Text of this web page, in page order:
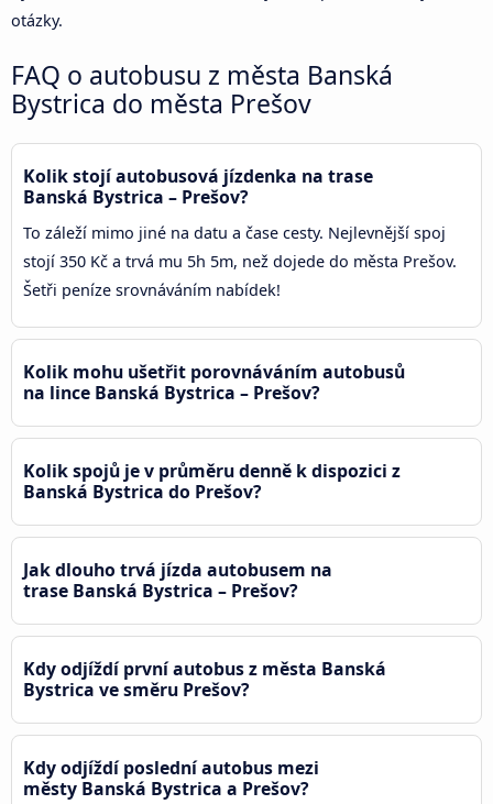
otázky.
FAQ o autobusu z města Banská
Bystrica do města Prešov
Kolik stojí autobusová jízdenka na trase
Banská Bystrica – Prešov?
To záleží mimo jiné na datu a čase cesty. Nejlevnější spoj
stojí 350 Kč a trvá mu 5h 5m, než dojede do města Prešov.
Šetři peníze srovnáváním nabídek!
Kolik mohu ušetřit porovnáváním autobusů
na lince Banská Bystrica – Prešov?
Kolik spojů je v průměru denně k dispozici z
Banská Bystrica do Prešov?
Jak dlouho trvá jízda autobusem na
trase Banská Bystrica – Prešov?
Kdy odjíždí první autobus z města Banská
Bystrica ve směru Prešov?
Kdy odjíždí poslední autobus mezi
městy Banská Bystrica a Prešov?